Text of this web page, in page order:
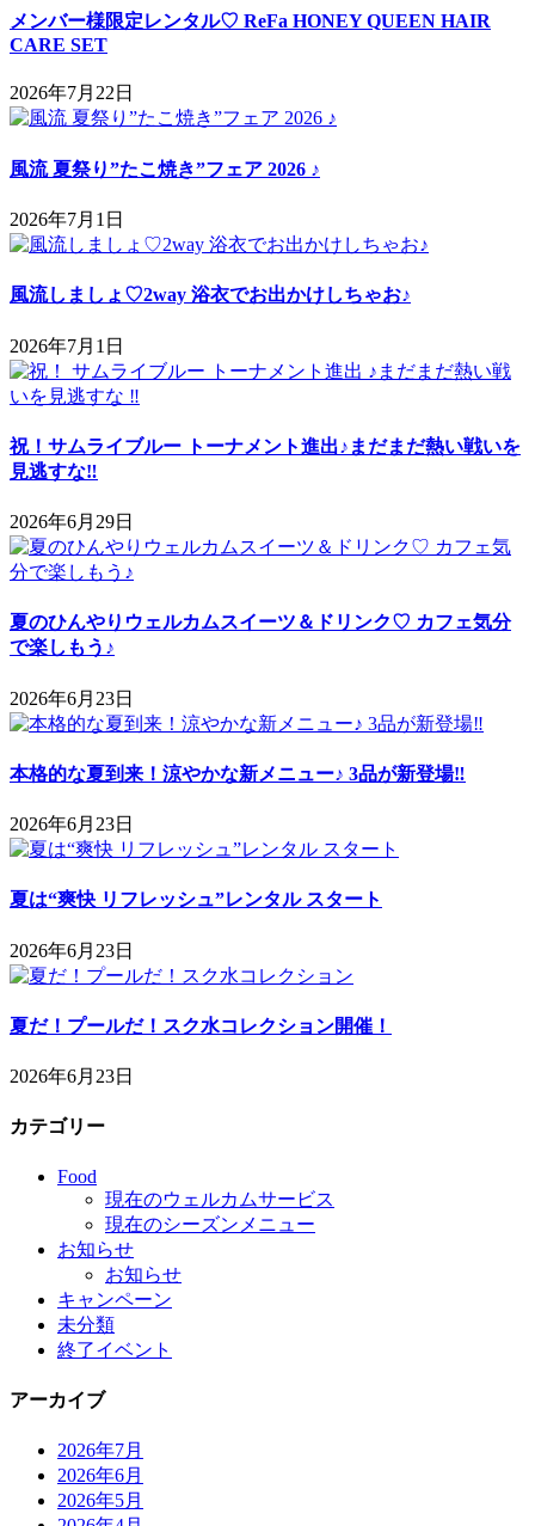
メンバー様限定レンタル♡ ReFa HONEY QUEEN HAIR
CARE SET
2026年7月22日
風流 夏祭り”たこ焼き”フェア 2026 ♪
2026年7月1日
風流しましょ♡2way 浴衣でお出かけしちゃお♪
2026年7月1日
祝！サムライブルー トーナメント進出♪まだまだ熱い戦いを
見逃すな‼
2026年6月29日
夏のひんやりウェルカムスイーツ＆ドリンク♡ カフェ気分
で楽しもう♪
2026年6月23日
本格的な夏到来！涼やかな新メニュー♪ 3品が新登場‼
2026年6月23日
夏は“爽快 リフレッシュ”レンタル スタート
2026年6月23日
夏だ！プールだ！スク水コレクション開催！
2026年6月23日
カテゴリー
Food
現在のウェルカムサービス
現在のシーズンメニュー
お知らせ
お知らせ
キャンペーン
未分類
終了イベント
アーカイブ
2026年7月
2026年6月
2026年5月